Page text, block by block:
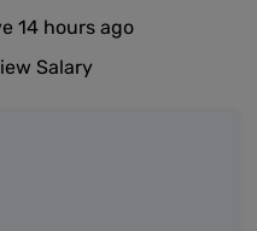
14 hours ago
Salary